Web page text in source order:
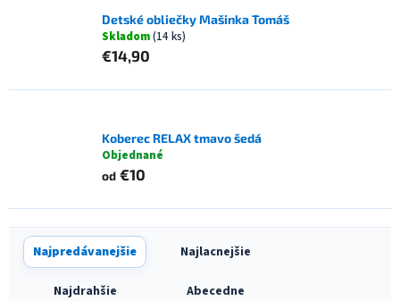
Detské obliečky Mašinka Tomáš
Skladom(14 ks)
€14,90
Koberec RELAX tmavo šedá
Objednané
od €10
R
a
Najpredávanejšie Najlacnejšie
Najdrahšie Abecedne